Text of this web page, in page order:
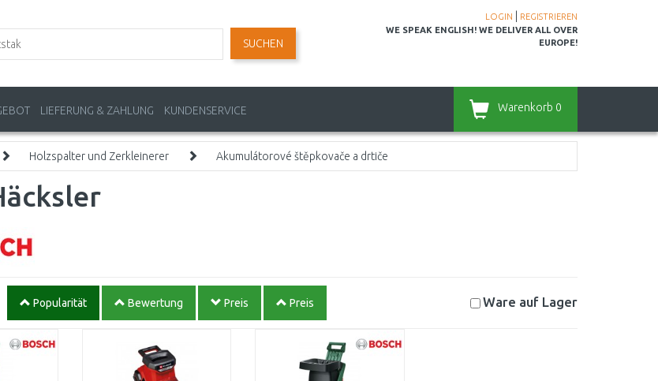
LOGIN
REGISTRIEREN
WE SPEAK ENGLISH! WE DELIVER ALL OVER
EUROPE!
SUCHEN
LIEFERUNG & ZAHLUNG KUNDENSERVICE Warenkorb 0
Holzspalter und Zerkleinerer Akumulátorové štěpkovače a drtiče
Popularität Bewertung Preis Preis Ware auf Lager